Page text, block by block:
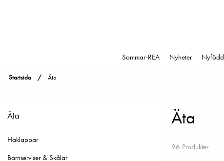
Sommar-REA Nyheter Nyfödd
Startsida Äta
Äta
Haklappar
Barnserviser & Skålar
Äta
96 Produkter